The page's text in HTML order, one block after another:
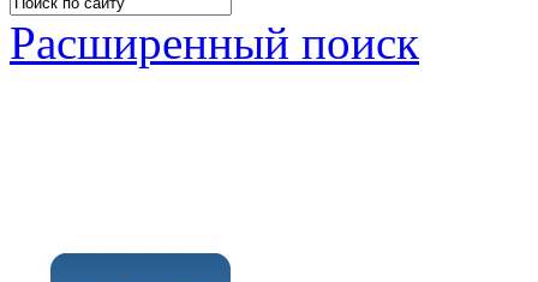
Расширенный поиск